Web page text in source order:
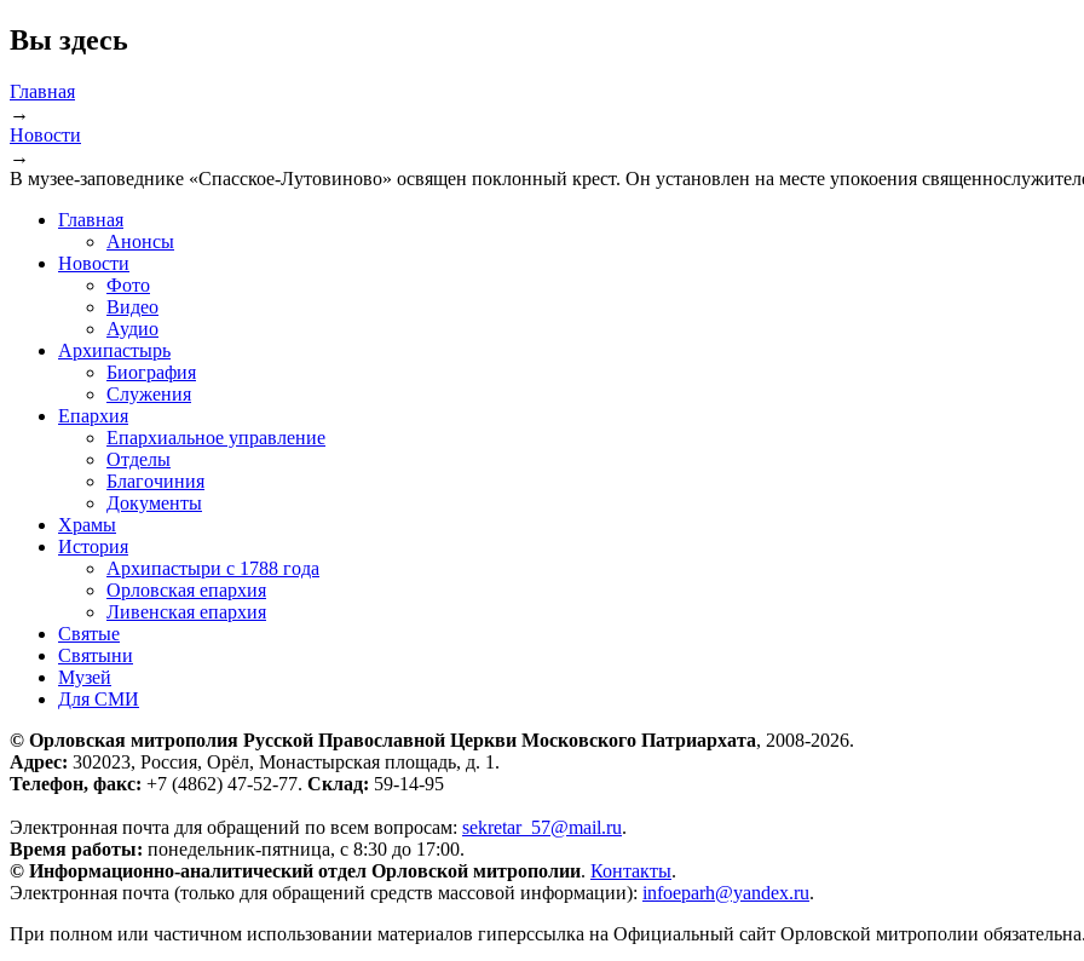
Вы здесь
Главная
→
Новости
→
В музее-заповеднике «Спасское-Лутовиново» освящен поклонный крест. Он установлен на месте упокоения
Главная
Анонсы
Новости
Фото
Видео
Аудио
Архипастырь
Биография
Служения
Епархия
Епархиальное управление
Отделы
Благочиния
Документы
Храмы
История
Архипастыри с 1788 года
Орловская епархия
Ливенская епархия
Святые
Святыни
Музей
Для СМИ
© Орловская митрополия Русской Православной Церкви Московского Патриархата, 2008-2026.
Адрес: 302023, Россия, Орёл, Монастырская площадь, д. 1.
Телефон, факс: +7 (4862) 47-52-77. Склад: 59-14-95
Электронная почта для обращений по всем вопросам: sekretar_57@mail.ru.
Время работы: понедельник-пятница, с 8:30 до 17:00.
© Информационно-аналитический отдел Орловской митрополии. Контакты.
Электронная почта (только для обращений средств массовой информации): infoeparh@yandex.ru.
При полном или частичном использовании материалов гиперссылка на Официальный сайт Орловской митрополии